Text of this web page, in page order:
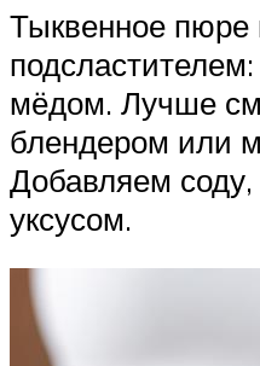
Тыквенное
мёдом. Лучше
блендером или
Добавляем
уксусом.